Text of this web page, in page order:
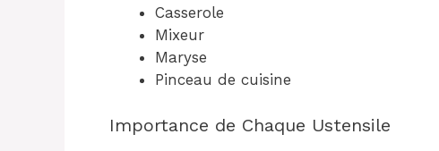
Casserole
Mixeur
Maryse
Pinceau de cuisine
Importance de Chaque Ustensile